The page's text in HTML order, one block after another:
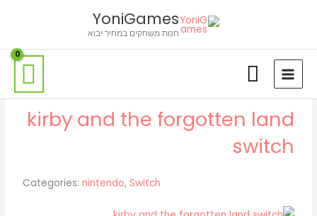
YoniGames
חנות משחקים במחיר יבוא
kirby and the forgotten land
switch
Categories: nintendo,Switch